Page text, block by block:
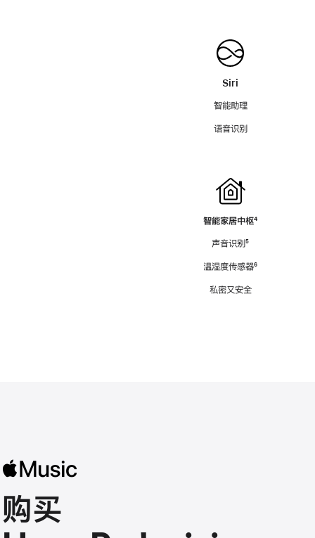
Siri
智能助理
语音识别
智能家居中枢脚
⁴
声音识别脚
⁵
温湿度传感器脚
⁶
私密又安全
购买